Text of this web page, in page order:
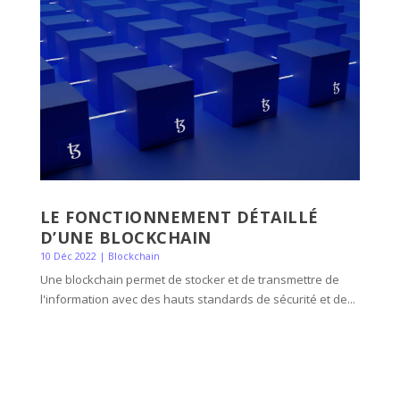
LE FONCTIONNEMENT DÉTAILLÉ
D’UNE BLOCKCHAIN
10 Déc 2022 | Blockchain
Une blockchain permet de stocker et de transmettre de
l'information avec des hauts standards de sécurité et de...